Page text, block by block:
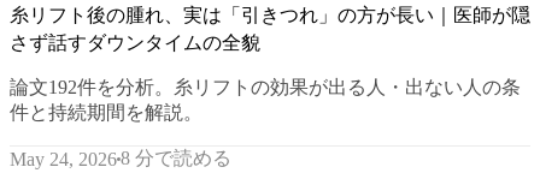
糸リフト後の腫れ、実は「引きつれ」の方が長い｜医師が隠
さず話すダウンタイムの全貌
論文192件を分析。糸リフトの効果が出る人・出ない人の条
件と持続期間を解説。
May 24, 20268 分で読める